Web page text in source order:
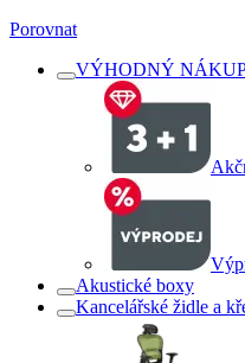
Porovnat
VÝHODNÝ
Akustické boxy
Kancelářské židle a